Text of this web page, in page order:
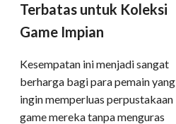
Terbatas untuk Koleksi
Game Impian
Kesempatan ini menjadi sangat
berharga bagi para pemain yang
ingin memperluas perpustakaan
game mereka tanpa menguras